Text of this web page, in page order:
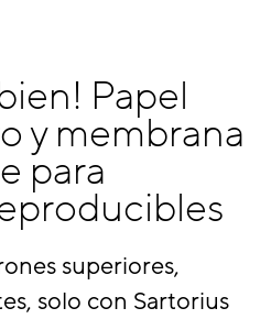
Papel
y membrana
para
superiores,
solo con Sartorius